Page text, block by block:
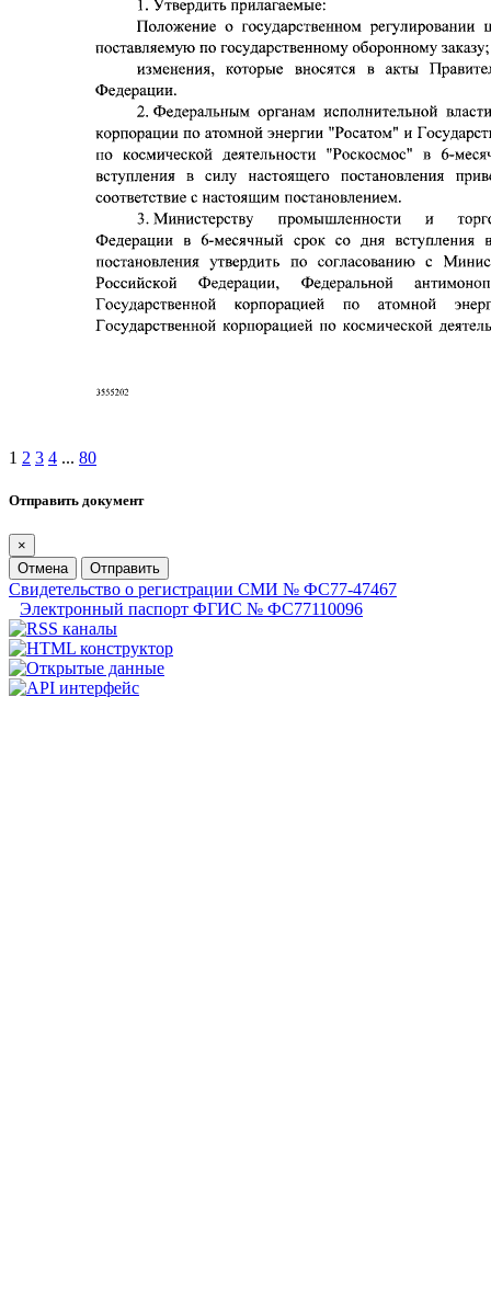
1 2 3 4 ... 80
Отправить документ
×
Отмена
Отправить
Свидетельство о регистрации СМИ № ФС77-47467
Электронный паспорт ФГИС № ФС77110096